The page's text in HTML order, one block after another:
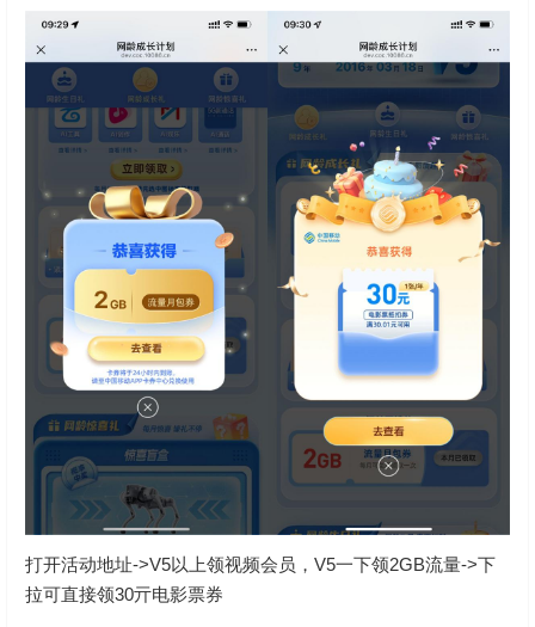
打开活动地址->V5以上领视频会员，V5一下领2GB流量->下
拉可直接领30亓电影票券